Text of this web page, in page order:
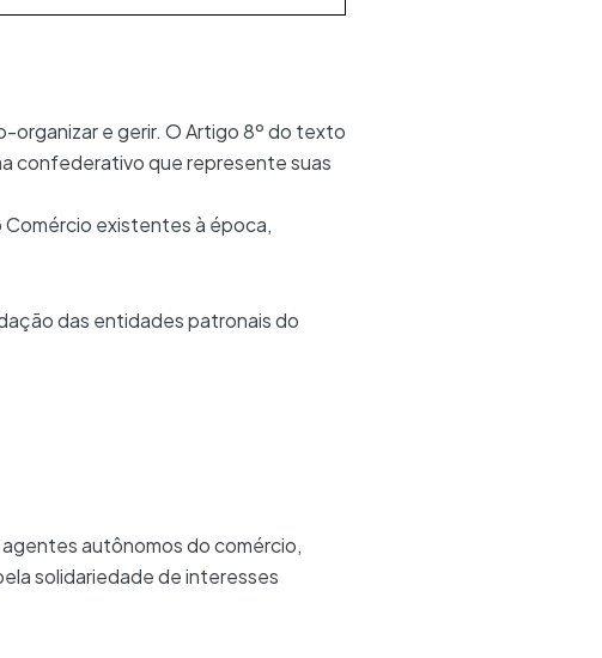
organizar e gerir. O Artigo 8º do texto
confederativo que represente suas
existentes à época,
das entidades patronais do
autônomos do comércio,
solidariedade de interesses